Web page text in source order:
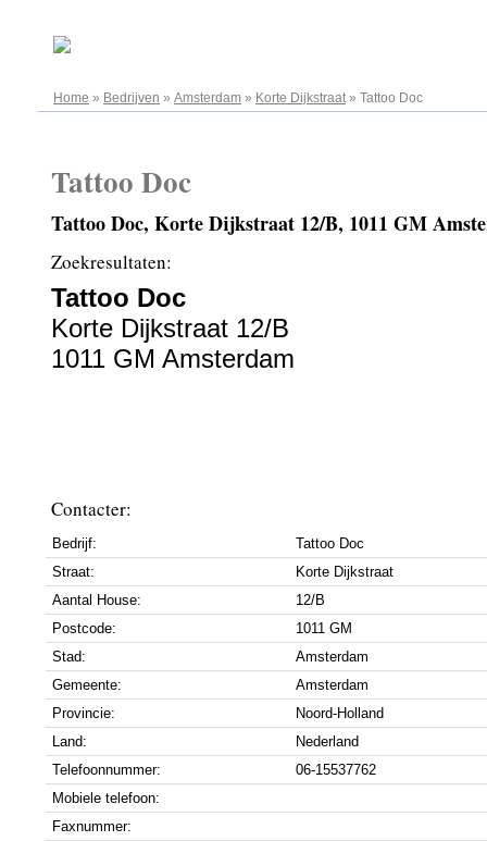
Home » Bedrijven » Amsterdam » Korte Dijkstraat» Tattoo Doc
Tattoo Doc
Tattoo Doc, Korte Dijkstraat 12/B, 1011 GM
Zoekresultaten:
Tattoo Doc
Korte Dijkstraat 12/B
1011 GM Amsterdam
Contacter:
Bedrijf:
Tattoo Doc
Straat:
Korte Dijkstraat
Aantal House:
12/B
Postcode:
1011 GM
Stad:
Amsterdam
Gemeente:
Amsterdam
Provincie:
Noord-Holland
Land:
Nederland
Telefoonnummer:
06-15537762
Mobiele telefoon:
Faxnummer: